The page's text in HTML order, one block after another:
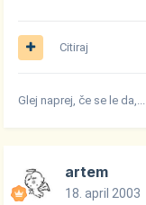
Citiraj
Glej naprej, če se le da,...
artem
18. april 2003